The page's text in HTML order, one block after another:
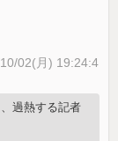
02(月) 19:24:4
過熱する記者